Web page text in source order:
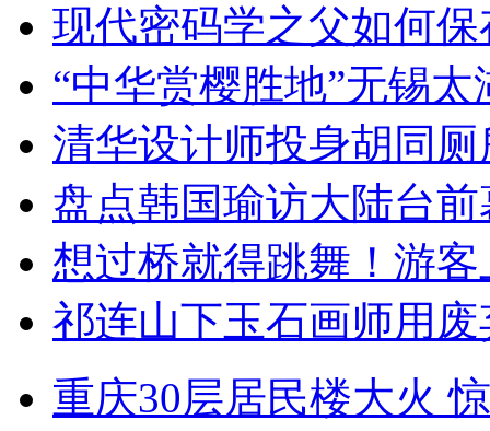
现代密码学之父如何
“中华赏樱胜地”无锡
清华设计师投身胡同
盘点韩国瑜访大陆台
想过桥就得跳舞！游客
祁连山下玉石画师用
重庆30层居民楼大火